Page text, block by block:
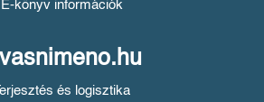
E-könyv információk
és logisztika